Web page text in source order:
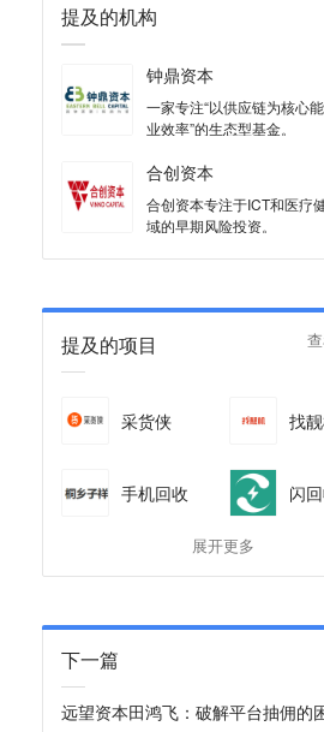
提及的机构
钟鼎资本
一家专注“以供应链为核心
业效率”的生态型基金。
合创资本
合创资本专注于ICT和医疗
域的早期风险投资。
提及的项目
采货侠 找
手机回收 闪
展开更多
下一篇
远望资本田鸿飞：破解平台抽佣的